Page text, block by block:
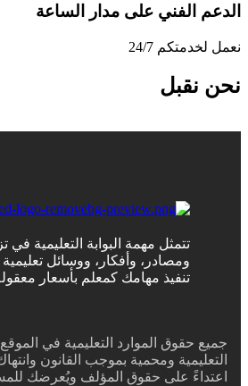
الدعم الفني على مدار الساعة
نعمل لخدمتكم 24/7
نحن نقبل
تتمثل مهمة البوابة التعليمية في
ومصادر، وأفكار، ووسائل
تنفيذ مهامك كمعلم بأسعار
جميع حقوق الموارد التعليمية في
التعليمية ومحمية بموجب القانون
اعتداءً على حقوق المؤلف ويُعرضك